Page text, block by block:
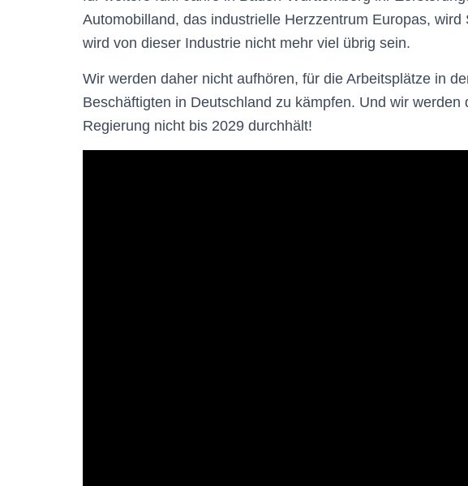
Automobilland, das industrielle Herzzentrum Europas,
wird von dieser Industrie nicht mehr viel übrig sein.
Wir werden daher nicht aufhören, für die Arbeitsplätze in
Beschäftigten in Deutschland zu kämpfen. Und wir
Regierung nicht bis 2029 durchhält!